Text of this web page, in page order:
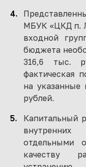
МБУК «ЦКД п.
входной
бюджета
316,6 тыс.
фактическая
на указанные
рублей.
Капитальный
отдельными
качеству